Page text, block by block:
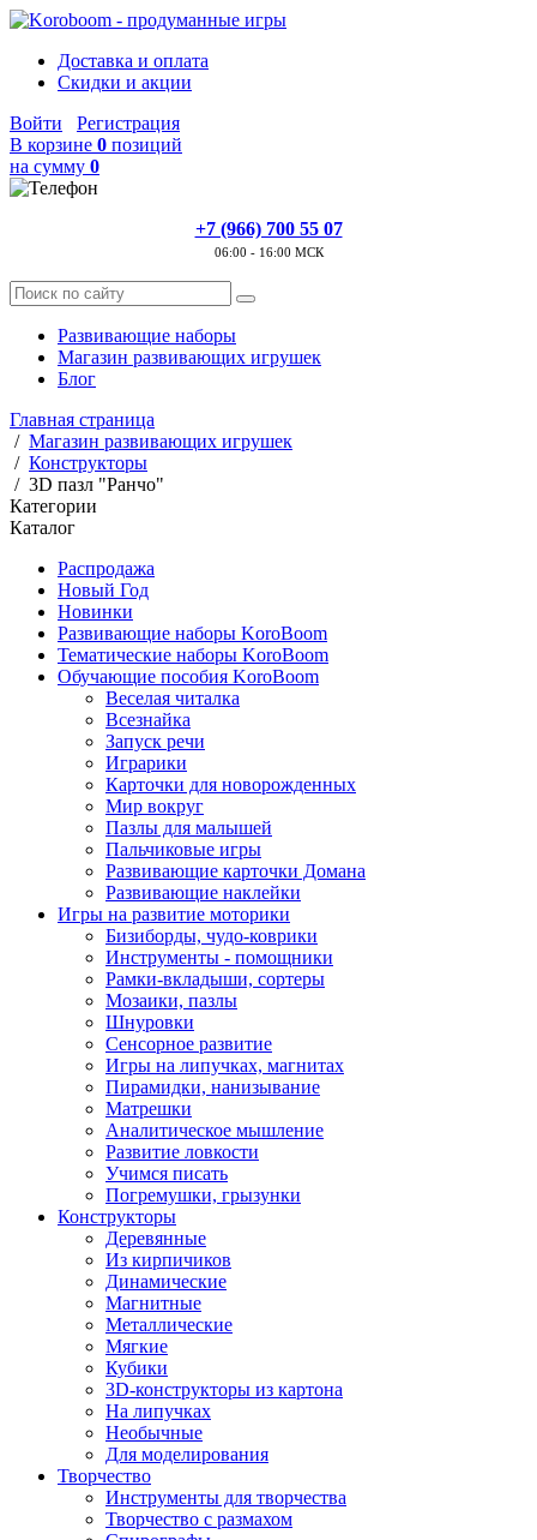
Доставка и оплата
Скидки и акции
Войти
Регистрация
В корзине 0 позиций
на сумму 0
+7 (966) 700 55 07
06:00 - 16:00 МСК
Развивающие наборы
Магазин развивающих игрушек
Блог
Главная страница
/ Магазин развивающих игрушек
/ Конструкторы
/ 3D пазл "Ранчо"
Категории
Каталог
Распродажа
Новый Год
Новинки
Развивающие наборы KoroBoom
Тематические наборы KoroBoom
Обучающие пособия KoroBoom
Веселая читалка
Всезнайка
Запуск речи
Играрики
Карточки для новорожденных
Мир вокруг
Пазлы для малышей
Пальчиковые игры
Развивающие карточки Домана
Развивающие наклейки
Игры на развитие моторики
Бизиборды, чудо-коврики
Инструменты - помощники
Рамки-вкладыши, сортеры
Мозаики, пазлы
Шнуровки
Сенсорное развитие
Игры на липучках, магнитах
Пирамидки, нанизывание
Матрешки
Аналитическое мышление
Развитие ловкости
Учимся писать
Погремушки, грызунки
Конструкторы
Деревянные
Из кирпичиков
Динамические
Магнитные
Металлические
Мягкие
Кубики
3D-конструкторы из картона
На липучках
Необычные
Для моделирования
Творчество
Инструменты для творчества
Творчество с размахом